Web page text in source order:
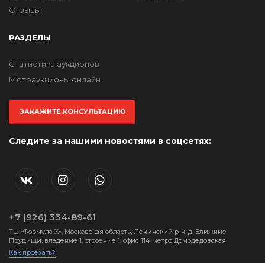
Отзывы
РАЗДЕЛЫ
Статистика аукционов
Мотоаукционы онлайн
ЗАКАЖИТЕ КОНСУЛЬТАЦИЮ
Следите за нашими новостями в соцсетях:
+7 (926) 334-89-61
ТЦ «Формула X», Московская область, Ленинский р-н, д. Ближние
Прудищи, владение 1, строение 1, офис 114 метро Домодедовская
Как проехать?